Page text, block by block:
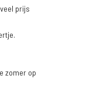
prijs
zomer op